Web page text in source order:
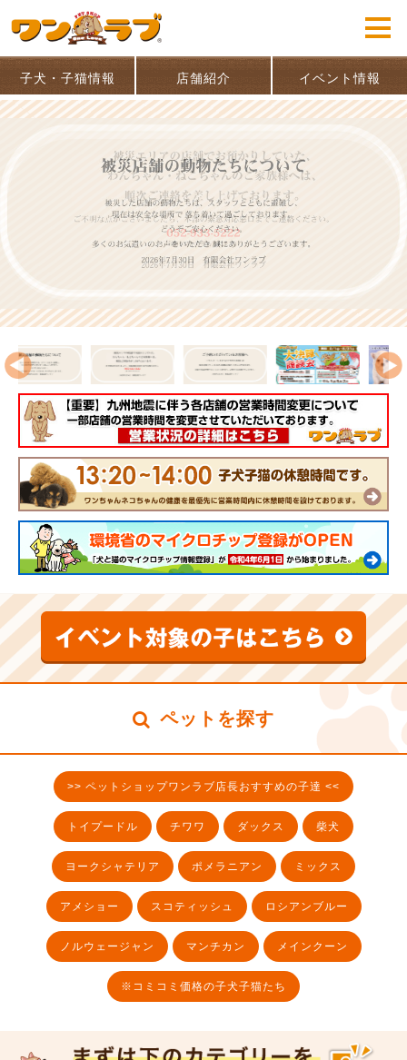
子犬・子猫情報 店舗紹介 イベント情報
ペットを探す
>> ペットショップワンラブ店長おすすめの子達 <<
トイプードル チワワ ダックス 柴犬
ヨークシャテリア ポメラニアン ミックス
アメショー スコティッシュ ロシアンブルー
ノルウェージャン マンチカン メインクーン
※コミコミ価格の子犬子猫たち